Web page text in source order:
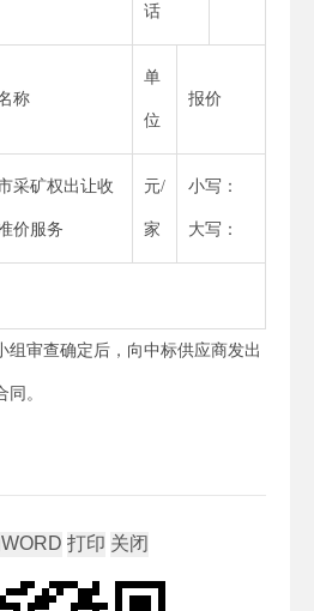
话
称
单
位
报价
采矿权出让收
价服务
元/
家
小写：
大写：
组审查确定后，向中标供应商发出
。